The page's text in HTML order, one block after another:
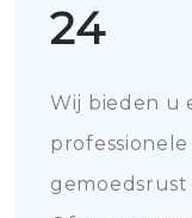
24
Wij bieden u